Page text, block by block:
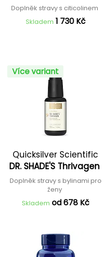
Doplněk stravy s citicolinem
Skladem 1 730 Kč
Více variant
Quicksilver Scientific
DR. SHADE'S Thrivagen
Doplněk stravy s bylinami pro
ženy
Skladem od 678 Kč